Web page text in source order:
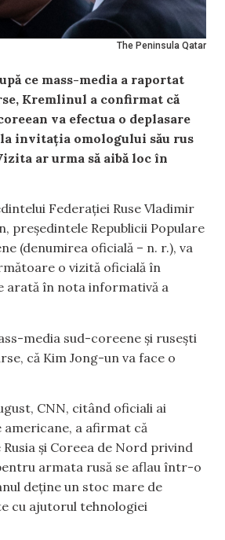
The Peninsula Qatar
ce mass-media a raportat
Kremlinul a confirmat că
va efectua o deplasare
invitația omologului său rus
ar urma să aibă loc în
Federației Ruse Vladimir
președintele Republicii Populare
(denumirea oficială – n. r.), va
o vizită oficială în
arată în nota informativă a
media sud-coreene și rusești
că Kim Jong-un va face o
CNN, citând oficiali ai
a afirmat că
și Coreea de Nord privind
armata rusă se aflau într-o
deține un stoc mare de
cu ajutorul tehnologiei